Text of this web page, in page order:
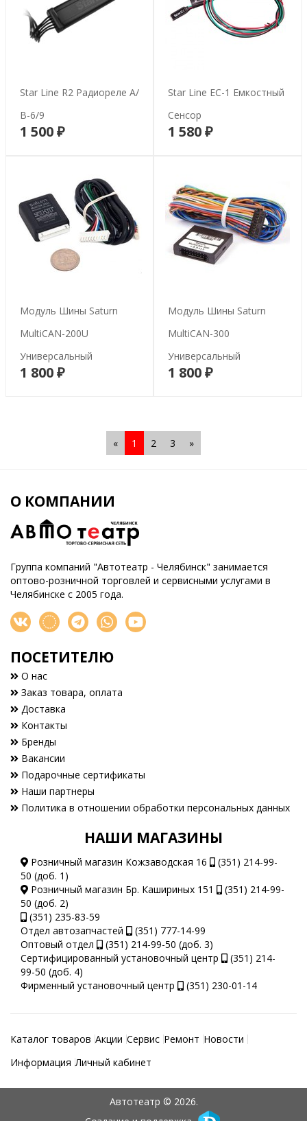
Star Line R2 Радиореле А/
В-6/9
1 500 ₽В корзину
Star Line EC-1 Емкостный
Сенсор
1 580 ₽В корзину
Модуль Шины Saturn
MultiCAN-200U
Универсальный
1 800 ₽В корзину
Модуль Шины Saturn
MultiCAN-300
Универсальный
1 800 ₽В корзину
« 1 2 3 »
О КОМПАНИИ
Группа компаний "Автотеатр - Челябинск" занимается
оптово-розничной торговлей и сервисными услугами в
Челябинске с 2005 года.
ПОСЕТИТЕЛЮ
О нас
Заказ товара, оплата
Доставка
Контакты
Бренды
Вакансии
Подарочные сертификаты
Наши партнеры
Политика в отношении обработки персональных данных
НАШИ МАГАЗИНЫ
Розничный магазин Кожзаводская 16
(351) 214-99-
50 (доб. 1)
Розничный магазин Бр. Кашириных 151
(351) 214-99-
50 (доб. 2)
(351) 235-83-59
Отдел автозапчастей
(351) 777-14-99
Оптовый отдел
(351) 214-99-50 (доб. 3)
Сертифицированный установочный центр
(351) 214-
99-50 (доб. 4)
Фирменный установочный центр
(351) 230-01-14
Каталог товаров Акции Сервис Ремонт Новости
Информация Личный кабинет
Автотеатр © 2026.